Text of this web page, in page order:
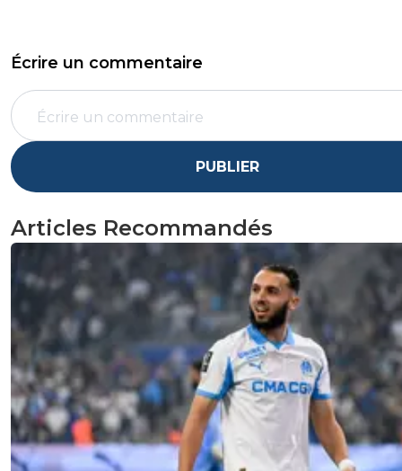
Écrire un commentaire
PUBLIER
Articles Recommandés